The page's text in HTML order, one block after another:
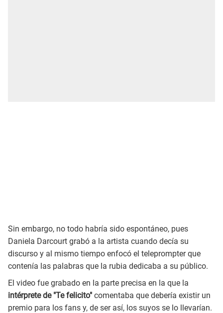
Sin embargo, no todo habría sido espontáneo, pues
Daniela Darcourt grabó a la artista cuando decía su
discurso y al mismo tiempo enfocó el teleprompter que
contenía las palabras que la rubia dedicaba a su público.
El video fue grabado en la parte precisa en la que la
intérprete de "Te felicito" comentaba que debería existir un
premio para los fans y, de ser así, los suyos se lo llevarían.